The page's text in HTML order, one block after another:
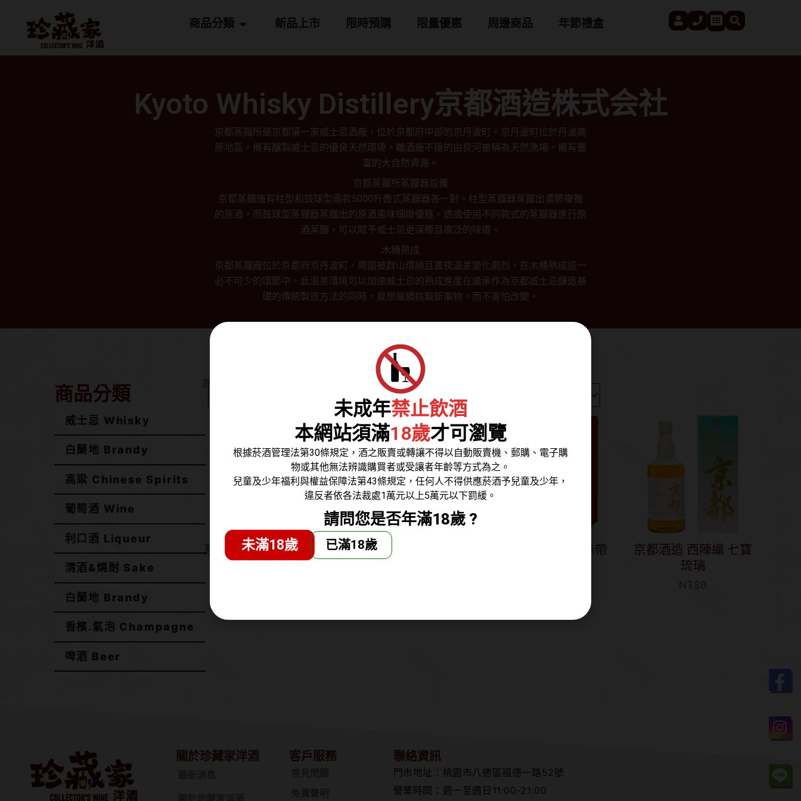
未成年禁止飲酒
本網站須滿18歲才可瀏覽
根據菸酒管理法第30條規定，酒之販賣或轉讓不得以自動販賣機、郵購、電子購
物或其他無法辨識購買者或受讓者年齡等方式為之。
兒童及少年福利與權益保障法第43條規定，任何人不得供應菸酒予兒童及少年，
違反者依各法裁處1萬元以上5萬元以下罰緩。
請問您是否年滿18歲 ?
未滿18歲 已滿18歲
要
商品分類 Open 商品分類新品上市 限時預購 限量優惠 周邊商品 年節禮盒
UserPhoneCartSearch
Kyoto Whisky Distillery京都酒造株式会社
京都蒸餾所是京都第一家威士忌酒廠，位於京都府中部的京丹波町。京丹波町位於丹波高
原地區，擁有釀製威士忌的優良天然環境。離酒廠不遠的由良河被稱為天然漁場，擁有豐
富的大自然資源。
京都蒸餾所蒸餾器設備
京都蒸餾廠有柱型和鼓球型兩款5000升壺式蒸餾器各一對。柱型蒸餾器蒸餾出濃鬱複雜
的原酒，而鼓球型蒸餾器蒸餾出的原酒風味細緻優雅。透過使用不同款式的蒸餾器進行原
酒蒸餾，可以賦予威士忌更深層且廣泛的味道。
木桶熟成
京都蒸餾廠位於京都府京丹波町，周圍被群山環繞且晝夜溫差變化劇烈。在木桶熟成這一
必不可少的環節中，此溫差環境可以加速威士忌的熟成進度在繼承作為京都威士忌釀造基
礎的傳統製造方法的同時，我想繼續挑戰新事物，而不害怕改變。
商品分類
威士忌 Whisky
白蘭地 Brandy
高粱 Chinese Spirits
葡萄酒 Wine
利口酒 Liqueur
清酒&燒酎 Sake
白蘭地 Brandy
香檳.氣泡 Champagne
啤酒 Beer
首頁 / Kyoto Whisky Distillery京都酒造株式会社
價格區間
京都酒造 西陣織紫帶
調和威士忌
京都酒造 西陣織黑帶
京都酒造 西陣織赤帶
京都酒造 西陣織 七寶
琉璃
關於珍藏家洋酒 客戶服務 聯絡資訊
門市地址：桃園市八德區福德一路52號
營業時間：週一至週日11:00-21:00